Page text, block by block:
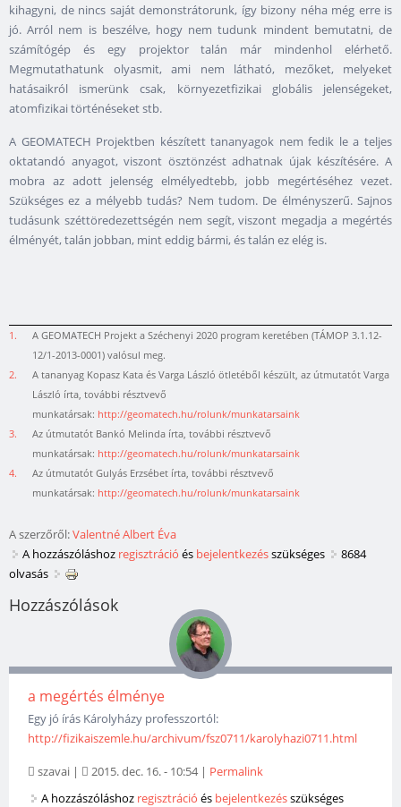
kihagyni, de nincs saját demonstrátorunk, így bizony néha még erre is
jó. Arról nem is beszélve, hogy nem tudunk mindent bemutatni, de
számítógép és egy projektor talán már mindenhol elérhető.
Megmutathatunk olyasmit, ami nem látható, mezőket, melyeket
hatásaikról ismerünk csak, környezetfizikai globális jelenségeket,
atomfizikai történéseket stb.
A GEOMATECH Projektben készített tananyagok nem fedik le a teljes
oktatandó anyagot, viszont ösztönzést adhatnak újak készítésére. A
mobra az adott jelenség elmélyedtebb, jobb megértéséhez vezet.
Szükséges ez a mélyebb tudás? Nem tudom. De élményszerű. Sajnos
tudásunk széttöredezettségén nem segít, viszont megadja a megértés
élményét, talán jobban, mint eddig bármi, és talán ez elég is.
1.
A GEOMATECH Projekt a Széchenyi 2020 program keretében (TÁMOP 3.1.12-
12/1-2013-0001) valósul meg.
2.
A tananyag Kopasz Kata és Varga László ötletéből készült, az útmutatót Varga
László írta, további résztvevő
munkatársak: http://geomatech.hu/rolunk/munkatarsaink
3.
Az útmutatót Bankó Melinda írta, további résztvevő
munkatársak: http://geomatech.hu/rolunk/munkatarsaink
4.
Az útmutatót Gulyás Erzsébet írta, további résztvevő
munkatársak: http://geomatech.hu/rolunk/munkatarsaink
A szerzőről:Valentné Albert Éva
A hozzászóláshoz regisztráció és bejelentkezésszükséges
8684
olvasás
Hozzászólások
a megértés élménye
Egy jó írás Károlyházy professzortól:
http://fizikaiszemle.hu/archivum/fsz0711/karolyhazi0711.html
szavai | 2015. dec. 16. - 10:54| Permalink
A hozzászóláshoz regisztráció és bejelentkezésszükséges